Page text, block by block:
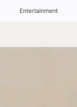
Entertainment